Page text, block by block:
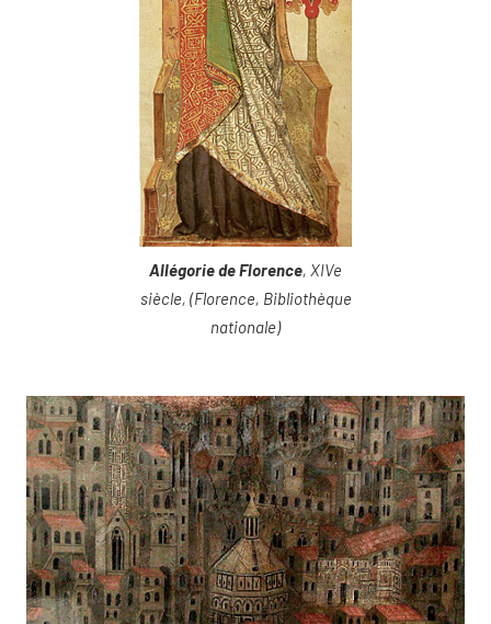
Allégorie de Florence, XIVe
siècle, (Florence, Bibliothèque
nationale)